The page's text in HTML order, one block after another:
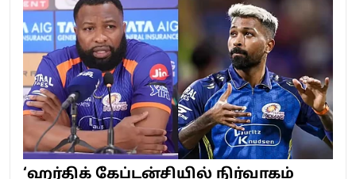
‘ஹர்திக் கேப்டன்சியில் நிர்வாகம்